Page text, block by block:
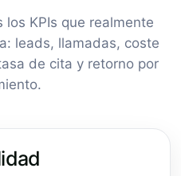
los KPIs que realmente
leads, llamadas, coste
de cita y retorno por